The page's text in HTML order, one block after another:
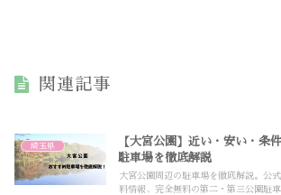
関連記事
埼玉県
【大宮公園】近い・安い・条
駐車場を徹底解説
大宮公園周辺の駐車場を徹底解説。公
料情報、完全無料の第二・第三公園駐